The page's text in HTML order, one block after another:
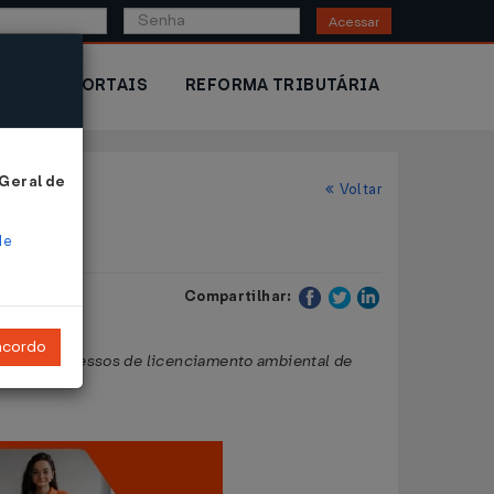
Acessar
PORTAIS REFORMA TRIBUTÁRIA
Voltar
Compartilhar:
em processos de licenciamento ambiental de
de